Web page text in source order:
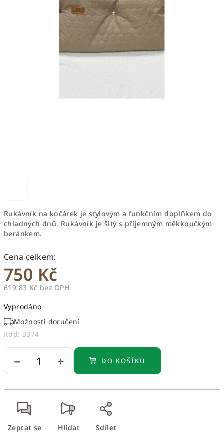
Rukávník na kočárek je stylovým a funkčním doplňkem do
chladných dnů. Rukávník je šitý s příjemným měkkoučkým
beránkem.
750 Kč
619,83 Kč bez DPH
cena:
Vyprodáno
Možnosti doručení
Kód: 3374
+
− DO KOŠÍKU
Zeptat se Hlídat Sdílet